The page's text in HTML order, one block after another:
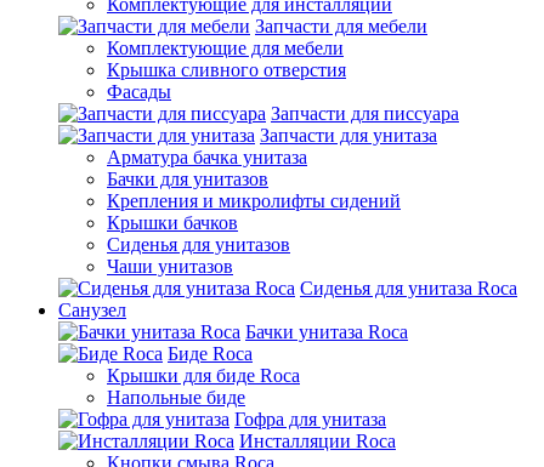
Комплектующие для инсталляции
Запчасти для мебели
Комплектующие для мебели
Крышка сливного отверстия
Фасады
Запчасти для писсуара
Запчасти для унитаза
Арматура бачка унитаза
Бачки для унитазов
Крепления и микролифты сидений
Крышки бачков
Сиденья для унитазов
Чаши унитазов
Сиденья для унитаза Roca
Санузел
Бачки унитаза Roca
Биде Roca
Крышки для биде Roca
Напольные биде
Гофра для унитаза
Инсталляции Roca
Кнопки смыва Roca